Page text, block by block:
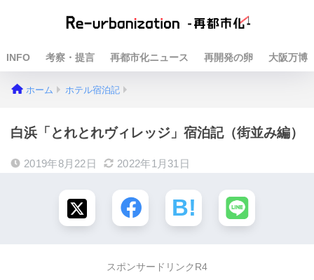
INFO 考察・提言 再都市化ニュース 再開発の卵 大阪万博
ホーム ホテル宿泊記
白浜「とれとれヴィレッジ」宿泊記（街並み編）
2019年8月22日 2022年1月31日
スポンサードリンクR4